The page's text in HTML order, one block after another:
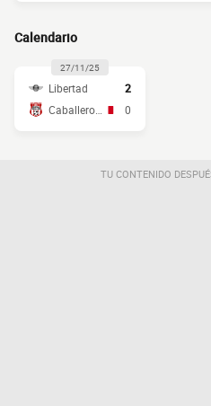
Calendario
27/11/25
Libertad
2
0
TU CONTENIDO